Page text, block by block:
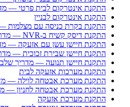
התקנת אינטרקום לבית פרטי —
התקנת אינטרקום לבניין
התקנת בקרת כניסה עם מצלמות
התקנת דיסק קשיח ב-NVR — מדריך
התקנת חיישן עשן עם אזעקה —
התקנת חיישן שבירת זכוכית —
התקנת חיישן תנועה — מדריך
התקנת מערכות אזעקה לבית
התקנת מערכת אבטחה לוילה —
התקנת מערכת אבטחה לחניון —
התקנת מערכת אזעקה